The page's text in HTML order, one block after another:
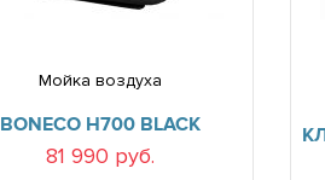
Мойка воздуха
BONECO H700 BLACK
81 990 руб.